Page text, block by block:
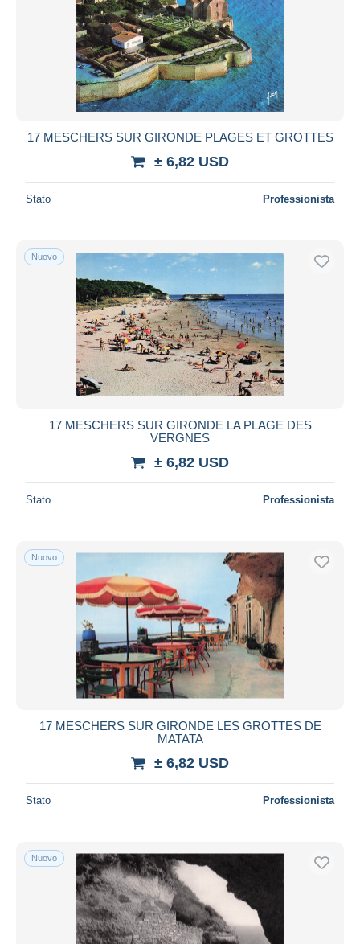
17 MESCHERS SUR GIRONDE PLAGES ET GROTTES
± 6,82 USD
Stato Professionista
Nuovo
17 MESCHERS SUR GIRONDE LA PLAGE DES
VERGNES
± 6,82 USD
Stato Professionista
Nuovo
17 MESCHERS SUR GIRONDE LES GROTTES DE
MATATA
± 6,82 USD
Stato Professionista
Nuovo